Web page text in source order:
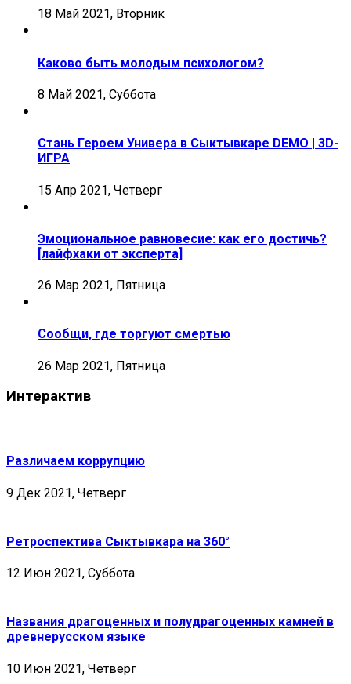
18 Май 2021, Вторник
Каково быть молодым психологом?
8 Май 2021, Суббота
Стань Героем Универа в Сыктывкаре DEMO | 3D-
ИГРА
15 Апр 2021, Четверг
Эмоциональное равновесие: как его достичь?
[лайфхаки от эксперта]
26 Мар 2021, Пятница
Сообщи, где торгуют смертью
26 Мар 2021, Пятница
Интерактив
Различаем коррупцию
9 Дек 2021, Четверг
Ретроспектива Сыктывкара на 360°
12 Июн 2021, Суббота
Названия драгоценных и полудрагоценных камней в
древнерусском языке
10 Июн 2021, Четверг